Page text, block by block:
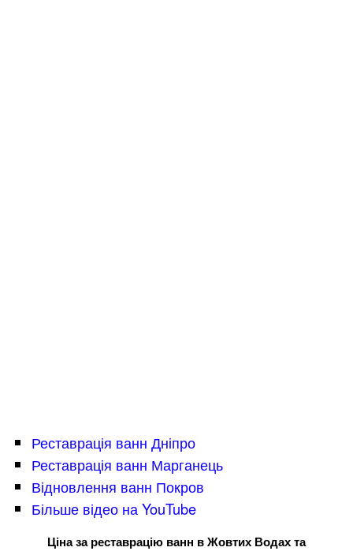
Реставрація ванн Дніпро
Реставрація ванн Марганець
Відновлення ванн Покров
Більше відео на YouTube
Ціна за реставрацію ванн в Жовтих Водах та